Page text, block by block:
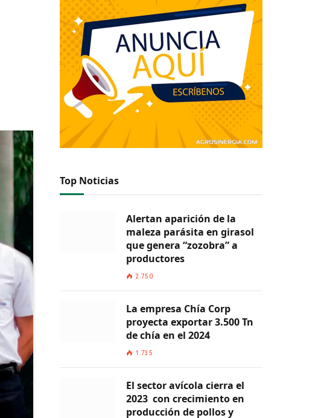
Top Noticias
Alertan aparición de la
maleza parásita en girasol
que genera “zozobra” a
productores
2.750
La empresa Chía Corp
proyecta exportar 3.500 Tn
de chía en el 2024
1.735
El sector avícola cierra el
2023 con crecimiento en
producción de pollos y